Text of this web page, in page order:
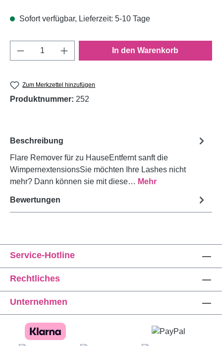
Sofort verfügbar, Lieferzeit: 5-10 Tage
Produkt Anzahl: Gib den gewünschten
In den Warenkorb
Zum Merkzettel hinzufügen
Produktnummer: 252
Beschreibung
Flare Remover für zu HauseEntfernt sanft die
WimpernextensionsSie möchten Ihre Lashes nicht
mehr? Dann können sie mit diese… Mehr
Bewertungen
Service-Hotline
Rechtliches
Unternehmen